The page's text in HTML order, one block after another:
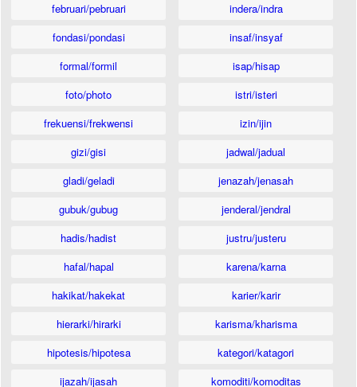
februari/pebruari
fondasi/pondasi
formal/formil
foto/photo
frekuensi/frekwensi
gizi/gisi
gladi/geladi
gubuk/gubug
hadis/hadist
hafal/hapal
hakikat/hakekat
hierarki/hirarki
hipotesis/hipotesa
ijazah/ijasah
indera/indra
insaf/insyaf
isap/hisap
istri/isteri
izin/ijin
jadwal/jadual
jenazah/jenasah
jenderal/jendral
justru/justeru
karena/karna
karier/karir
karisma/kharisma
kategori/katagori
komoditi/komoditas